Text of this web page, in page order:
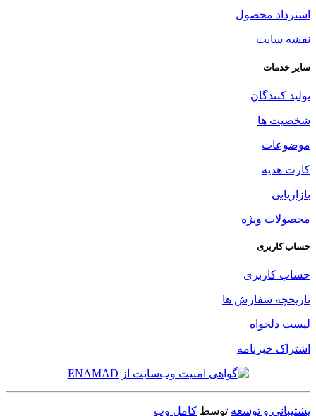
استرداد محصول
نقشه سایت
سایر خدمات
تولید کنندگان
شخصیت ها
موضوعات
کارت هدیه
بازاریابی
محصولات ویژه
حساب کاربری
حساب کاربری
تاریخچه سفارش ها
لیست دلخواه
اشتراک خبرنامه
پشتیبانی و توسعه توسط کامل وب